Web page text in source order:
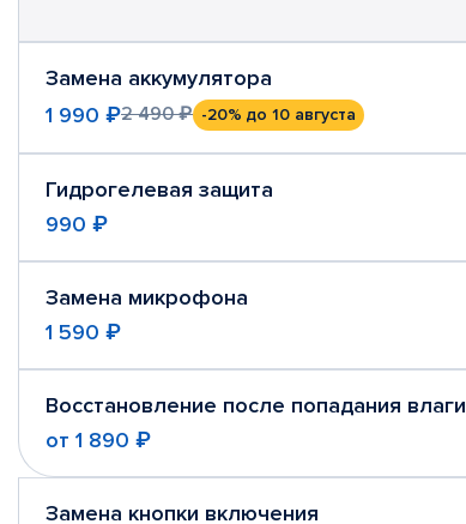
Замена аккумулятора
1 990 ₽2 490 ₽ -20% до 10 августа
Гидрогелевая защита
990 ₽
Замена микрофона
1 590 ₽
Восстановление после попадания влаги
от 1 890 ₽
Замена кнопки включения